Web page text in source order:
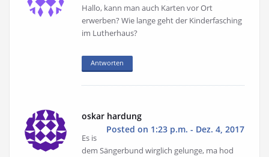
Hallo, kann man auch Karten vor Ort
erwerben? Wie lange geht der Kinderfasching
im Lutherhaus?
Antworten
oskar hardung
Posted on 1:23 p.m. - Dez. 4, 2017
Es is
dem Sängerbund wirglich gelunge, ma hod